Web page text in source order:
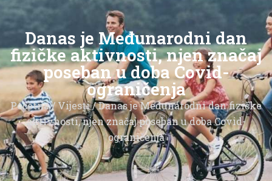
Danas je Međunarodni dan
fizičke aktivnosti, njen značaj
poseban u doba Covid-
ograničenja
Početna/Vijesti/ Danas je Međunarodni dan fizičke
aktivnosti, njen značaj poseban u doba Covid-
ograničenja